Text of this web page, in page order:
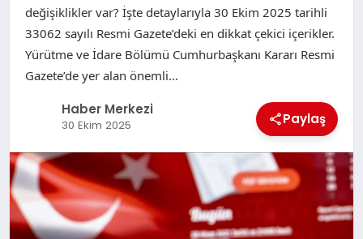
TEKNOLOJI
değişiklikler var? İşte detaylarıyla 30 Ekim 2025 tarihli
33062 sayılı Resmi Gazete’deki en dikkat çekici içerikler.
Yürütme ve İdare Bölümü Cumhurbaşkanı Kararı Resmi
Gazete’de yer alan önemli…
Haber Merkezi
30 Ekim 2025 Paylaş